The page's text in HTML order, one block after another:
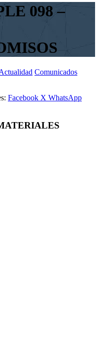
098 –
Comunicados
Facebook X WhatsApp